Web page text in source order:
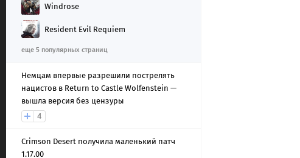
Windrose
Resident Evil Requiem
еще 5 популярных страниц
Немцам впервые разрешили пострелять
нацистов в Return to Castle Wolfenstein —
вышла версия без цензуры
4
Crimson Desert получила маленький патч
1.17.00